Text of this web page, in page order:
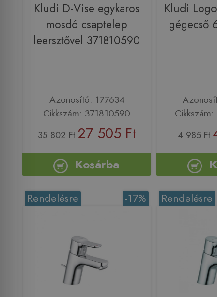
Kludi D-Vise egykaros
mosdó csaptelep
leersztővel 371810590
Azonosító: 177634
Cikkszám: 371810590
35 802 Ft 27 505 Ft
Kosárba
Kludi
gégecső
4 985 Ft
-17%
Rendelésre Rendelésre